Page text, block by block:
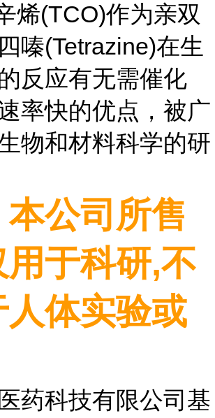
烯(TCO)作为亲双
四嗪(Tetrazine)在生
反应有无需催化
率快的优点，被广
物和材料科学的研
公司所售
用于科研,不
体实验或
药科技有限公司基